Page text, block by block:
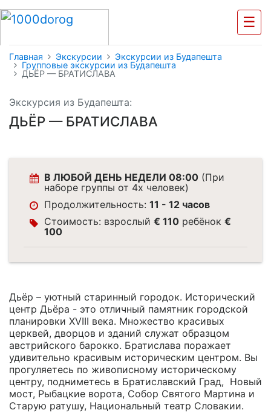
☰
Главная Экскурсии
Экскурсии из Будапешта
Групповые экскурсии из Будапешта
ДЬЁР — БРАТИСЛАВА
Экскурсия из Будапешта:
ДЬЁР — БРАТИСЛАВА
В ЛЮБОЙ ДЕНЬ НЕДЕЛИ 08:00 (При
наборе группы от 4х человек)
Продолжительность:11 - 12 часов
Стоимость: взрослый€ 110 ребёнок€
100
Дьёр – уютный старинный городок. Исторический
центр Дьёра - это отличный памятник городской
планировки XVIII века. Множество красивых
церквей, дворцов и зданий служат образцом
австрийского барокко. Братислава поражает
удивительно красивым историческим центром. Вы
прогуляетесь по живописному историческому
центру, подниметесь в Братиславский Град, Новый
мост, Рыбацкие ворота, Собор Святого Мартина и
Старую ратушу, Национальный театр Словакии.